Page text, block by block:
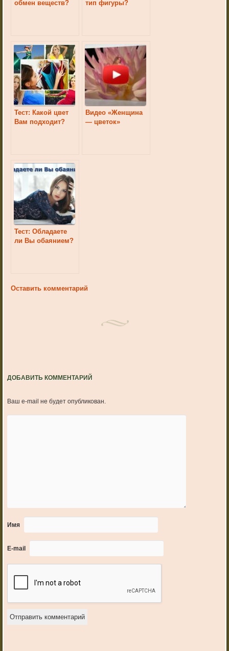
обмен веществ? тип фигуры?
Тест: Какой цвет
Вам подходит?
Видео «Женщина
— цветок»
Тест: Обладаете
ли Вы обаянием?
Оставить комментарий
ДОБАВИТЬ КОММЕНТАРИЙ
Ваш e-mail не будет опубликован.
Имя
E-mail